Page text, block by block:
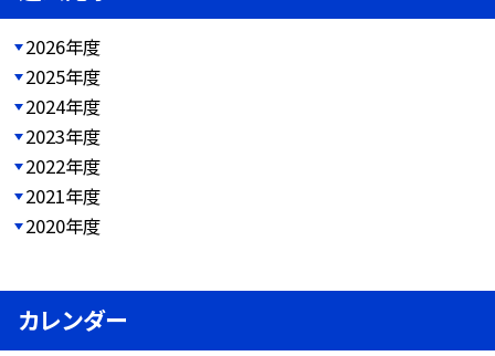
2026年度
2025年度
2024年度
2023年度
2022年度
2021年度
2020年度
カレンダー